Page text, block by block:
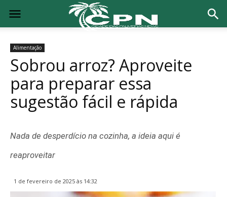
Alimentação
Sobrou arroz? Aproveite
para preparar essa
sugestão fácil e rápida
Nada de desperdício na cozinha, a ideia aqui é
reaproveitar
1 de fevereiro de 2025 às 14:32